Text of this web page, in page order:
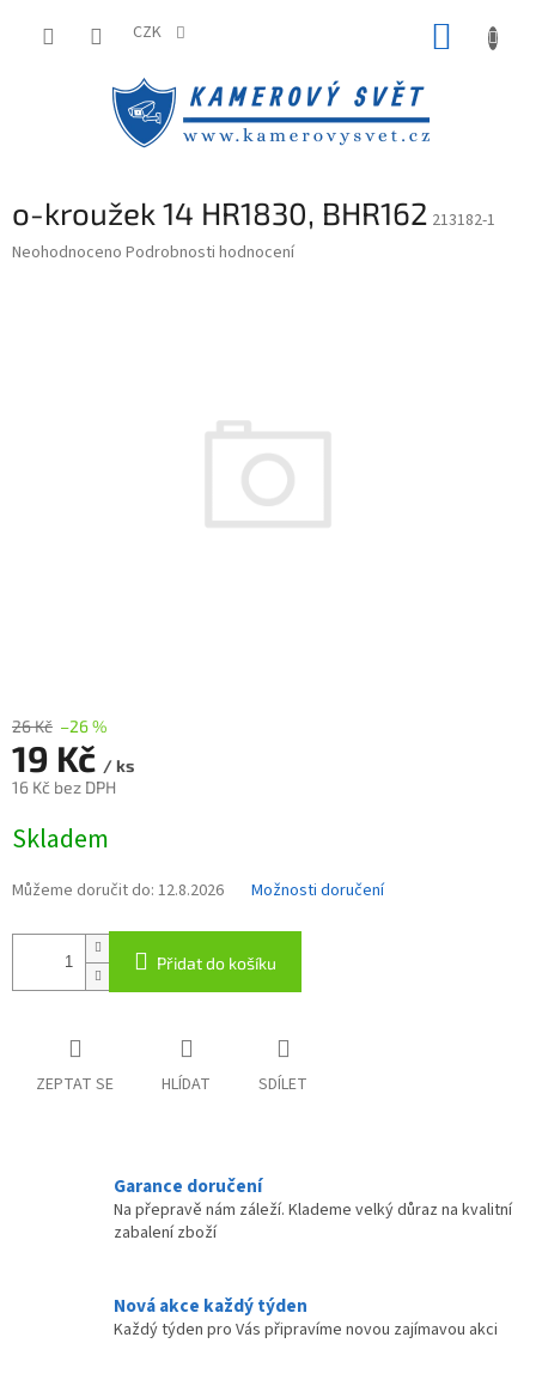
CZK
o-kroužek 14 HR1830, BHR162 213182-1
Průměrné
Neohodnoceno Podrobnosti hodnocení
26 Kč –26 %
19 Kč / ks
16 Kč bez DPH
cena:
Skladem
Můžeme doručit do: 12.8.2026 Možnosti doručení
Přidat do košíku
ZEPTAT SE HLÍDAT SDÍLET
Garance doručení
Na přepravě nám záleží. Klademe velký důraz na kvalitní
zabalení zboží
Nová akce každý týden
Každý týden pro Vás připravíme novou zajímavou akci